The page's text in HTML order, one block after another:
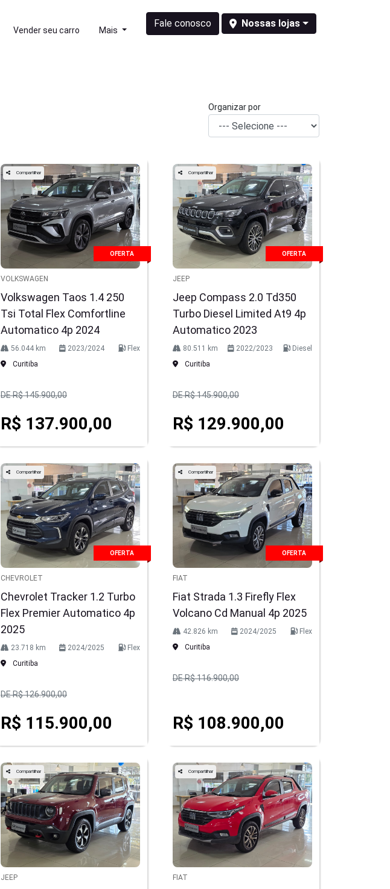
Vender seu carro Mais
Fale conosco Nossas lojas
Organizar por
OFERTA
Compartilhar
VOLKSWAGEN
Volkswagen Taos 1.4 250
Tsi Total Flex Comfortline
Automatico 4p 2024
56.044 km 2023/2024
Flex
Curitiba
DE R$ 145.900,00
R$ 137.900,00
OFERTA
Compartilhar
JEEP
Jeep Compass 2.0 Td350
Turbo Diesel Limited At9 4p
Automatico 2023
80.511 km 2022/2023
Diesel
Curitiba
DE R$ 145.900,00
R$ 129.900,00
OFERTA
Compartilhar
CHEVROLET
Chevrolet Tracker 1.2 Turbo
Flex Premier Automatico 4p
2025
23.718 km 2024/2025
Flex
Curitiba
DE R$ 126.900,00
R$ 115.900,00
OFERTA
Compartilhar
FIAT
Fiat Strada 1.3 Firefly Flex
Volcano Cd Manual 4p 2025
42.826 km 2024/2025
Flex
Curitiba
DE R$ 116.900,00
R$ 108.900,00
Compartilhar
JEEP
Compartilhar
FIAT